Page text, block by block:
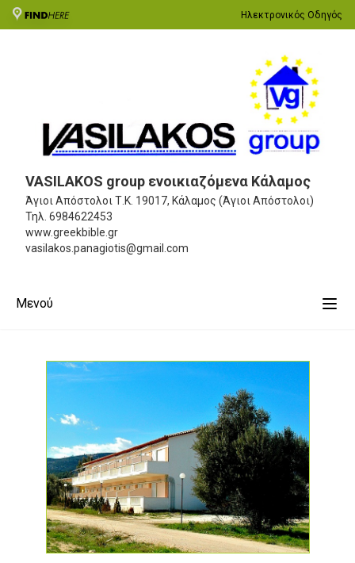
Ηλεκτρονικός Οδηγός
VASILAKOS group ενοικιαζόμενα Κάλαμος
Άγιοι Απόστολοι Τ.Κ. 19017, Κάλαμος (Άγιοι Απόστολοι)
Τηλ. 6984622453
www.greekbible.gr
vasilakos.panagiotis@gmail.com
Μενού